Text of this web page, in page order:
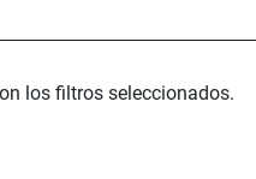
los filtros seleccionados.